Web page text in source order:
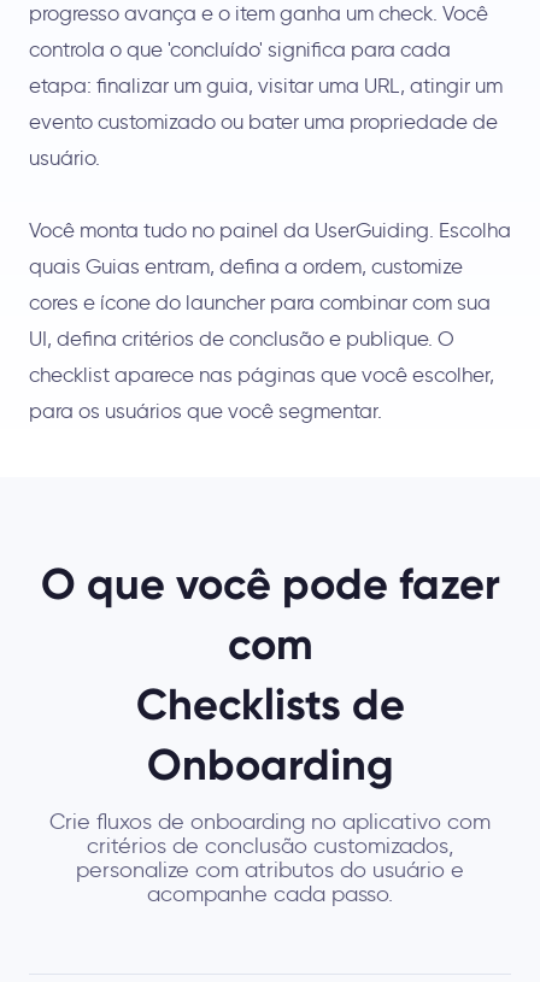
progresso avança e o item ganha um check. Você
controla o que 'concluído' significa para cada
etapa: finalizar um guia, visitar uma URL, atingir um
evento customizado ou bater uma propriedade de
usuário.
Você monta tudo no painel da UserGuiding. Escolha
quais Guias entram, defina a ordem, customize
cores e ícone do launcher para combinar com sua
UI, defina critérios de conclusão e publique. O
checklist aparece nas páginas que você escolher,
para os usuários que você segmentar.
O que você pode fazer
com
Checklists de
Onboarding
Crie fluxos de onboarding no aplicativo com
critérios de conclusão customizados,
personalize com atributos do usuário e
acompanhe cada passo.